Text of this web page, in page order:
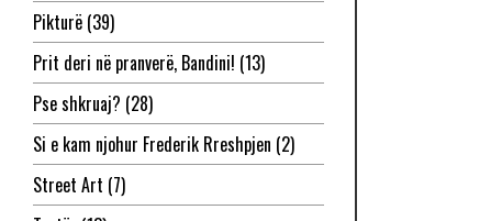
Pikturë(39)
Prit deri në pranverë, Bandini! (13)
Pse shkruaj? (28)
Si e kam njohur Frederik Rreshpjen (2)
Street Art (7)